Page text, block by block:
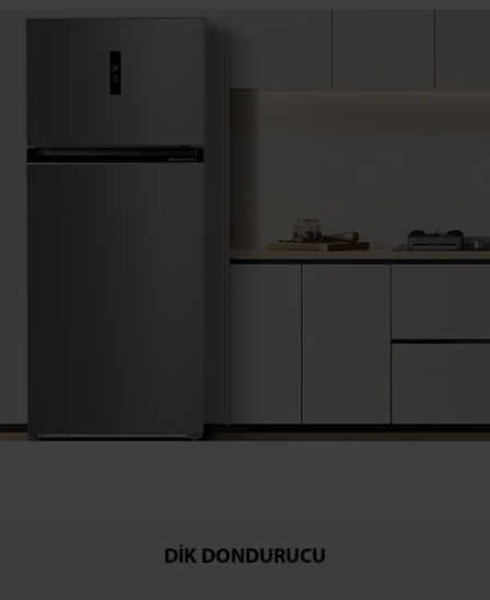
DIK DONDURUCU